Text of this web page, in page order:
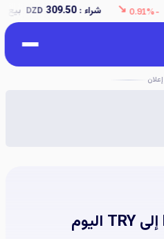
شراء :309.50
DZD بيع :312.50
DZD
إعلان